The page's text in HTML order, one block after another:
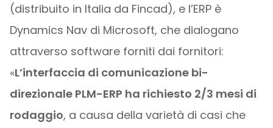
(distribuito in Italia da Fincad), e l’ERP è
Dynamics Nav di Microsoft, che dialogano
attraverso software forniti dai fornitori:
«L’interfaccia di comunicazione bi-
direzionale PLM-ERP ha richiesto 2/3 mesi di
rodaggio, a causa della varietà di casi che